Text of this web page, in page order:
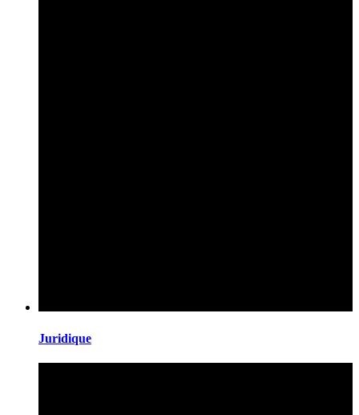
Juridique